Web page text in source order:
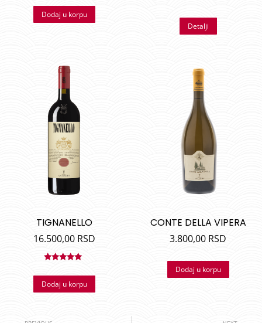
Dodaj u korpu
Detalji
TIGNANELLO
16.500,00 RSD
sa5.00od
5
Dodaj u korpu
CONTE DELLA VIPERA
3.800,00 RSD
Dodaj u korpu